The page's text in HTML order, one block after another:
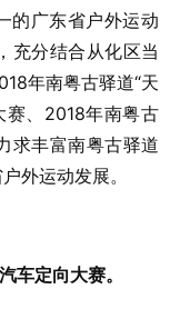
广东省户外运动
充分结合从化区当
年南粤古驿道“天
赛、2018年南粤古
求丰富南粤古驿道
外运动发展。
车定向大赛。